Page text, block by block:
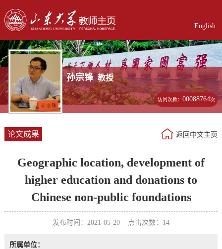
English
孙宗锋 教授
访问次数：00088764次
论文成果 返回中文主页
Geographic location, development of
higher education and donations to
Chinese non-public foundations
发布时间：2021-05-20 点击次数： 14
所属单位：